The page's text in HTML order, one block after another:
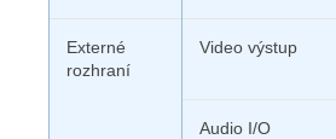
Externé
rozhraní
Video výstup
Audio I/O